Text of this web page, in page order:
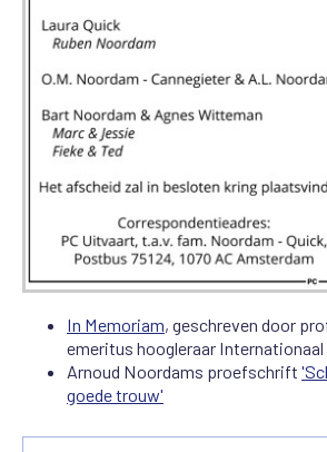
In Memoriam, geschreven door
emeritus hoogleraar
Arnoud Noordams proefschrift
goede trouw'